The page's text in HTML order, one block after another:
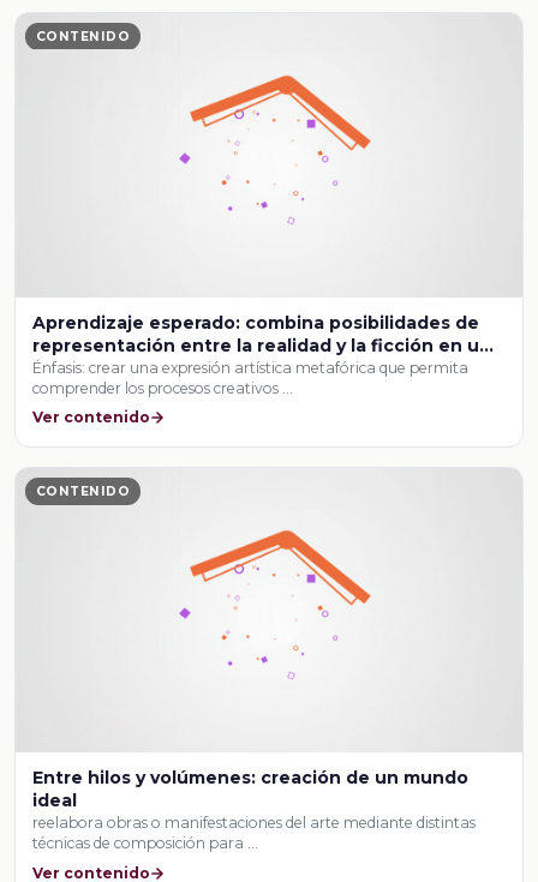
CONTENIDO
Aprendizaje esperado: combina posibilidades de
representación entre la realidad y la ficción en una
producción artística interdisciplinaria.
Énfasis: crear una expresión artística metafórica que permita
comprender los procesos creativos …
Ver contenido
CONTENIDO
Entre hilos y volúmenes: creación de un mundo
ideal
reelabora obras o manifestaciones del arte mediante distintas
técnicas de composición para …
Ver contenido